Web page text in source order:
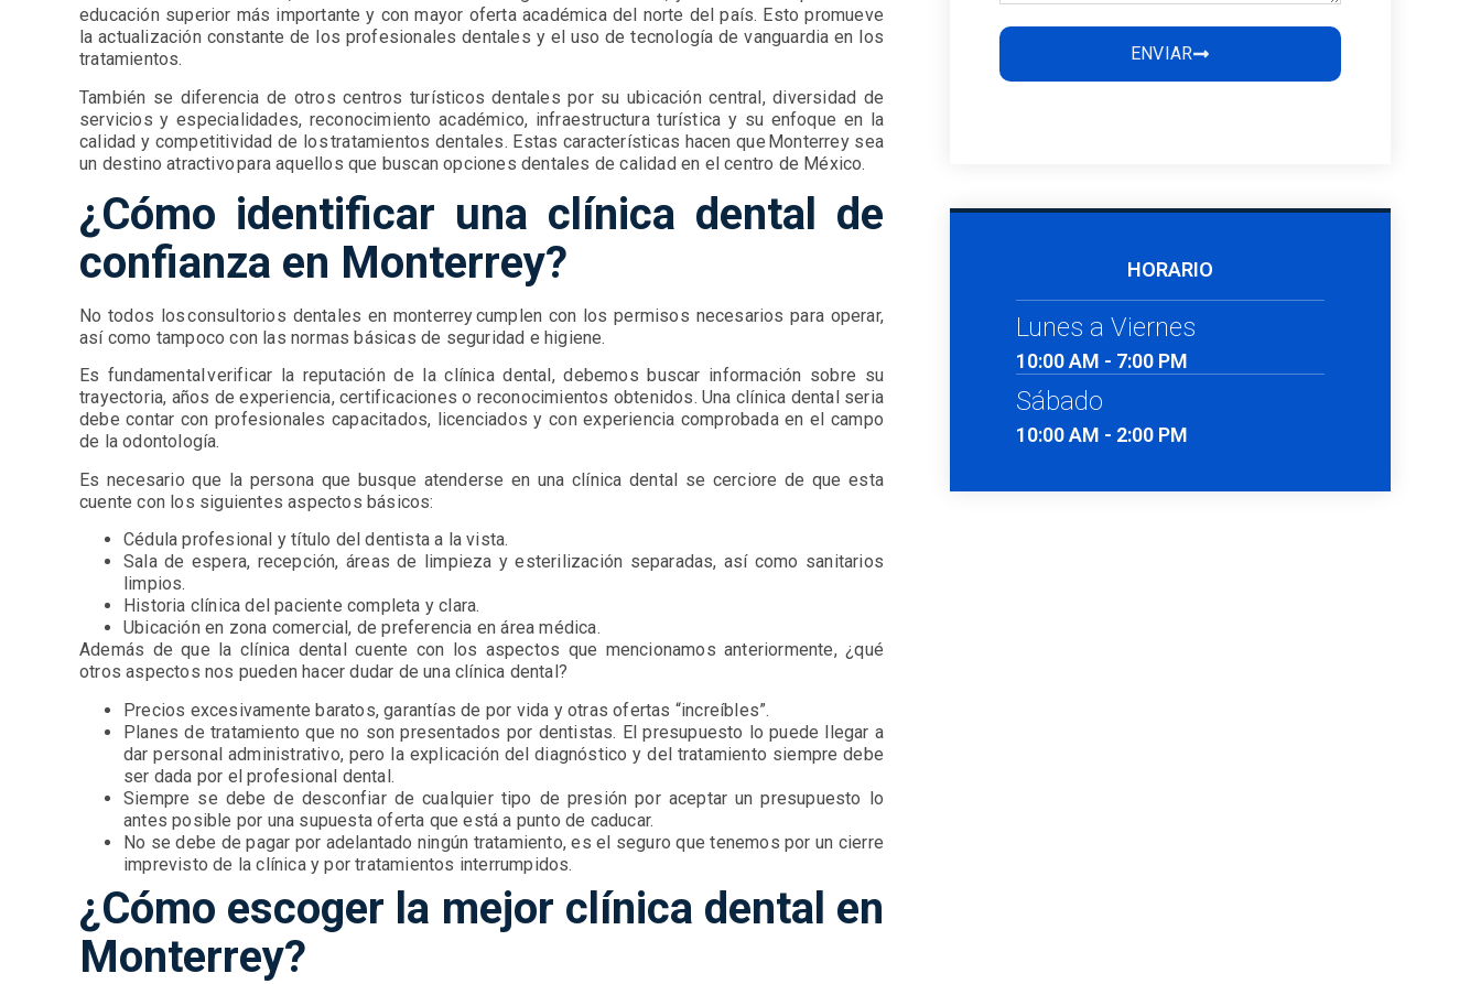
educación superior más importante y con mayor oferta académica del norte del país. Esto promueve
la actualización constante de los profesionales dentales y el uso de tecnología de vanguardia en los
tratamientos.
También se diferencia de otros centros turísticos dentales por su ubicación central, diversidad de
servicios y especialidades, reconocimiento académico, infraestructura turística y su enfoque en la
calidad y competitividad de los tratamientos dentales. Estas características hacen que Monterrey sea
un destino atractivo para aquellos que buscan opciones dentales de calidad en el centro de México.
¿Cómo identificar una clínica dental de
confianza en Monterrey?
No todos los consultorios dentales en monterrey cumplen con los permisos necesarios para operar,
así como tampoco con las normas básicas de seguridad e higiene.
Es fundamental verificar la reputación de la clínica dental, debemos buscar información sobre su
trayectoria, años de experiencia, certificaciones o reconocimientos obtenidos. Una clínica dental seria
debe contar con profesionales capacitados, licenciados y con experiencia comprobada en el campo
de la odontología.
Es necesario que la persona que busque atenderse en una clínica dental se cerciore de que esta
cuente con los siguientes aspectos básicos:
Cédula profesional y título del dentista a la vista.
Sala de espera, recepción, áreas de limpieza y esterilización separadas, así como sanitarios
limpios.
Historia clínica del paciente completa y clara.
Ubicación en zona comercial, de preferencia en área médica.
Además de que la clínica dental cuente con los aspectos que mencionamos anteriormente, ¿qué
otros aspectos nos pueden hacer dudar de una clínica dental?
Precios excesivamente baratos, garantías de por vida y otras ofertas “increíbles”.
Planes de tratamiento que no son presentados por dentistas. El presupuesto lo puede llegar a
dar personal administrativo, pero la explicación del diagnóstico y del tratamiento siempre debe
ser dada por el profesional dental.
Siempre se debe de desconfiar de cualquier tipo de presión por aceptar un presupuesto lo
antes posible por una supuesta oferta que está a punto de caducar.
No se debe de pagar por adelantado ningún tratamiento, es el seguro que tenemos por un cierre
imprevisto de la clínica y por tratamientos interrumpidos.
¿Cómo escoger la mejor clínica dental en
Monterrey?
ENVIAR
HORARIO
Lunes a Viernes
10:00 AM - 7:00 PM
Sábado
10:00 AM - 2:00 PM